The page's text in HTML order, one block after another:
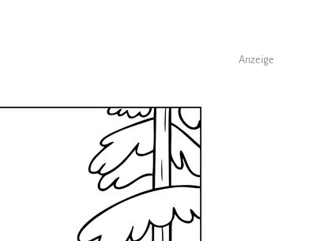
Anzeige